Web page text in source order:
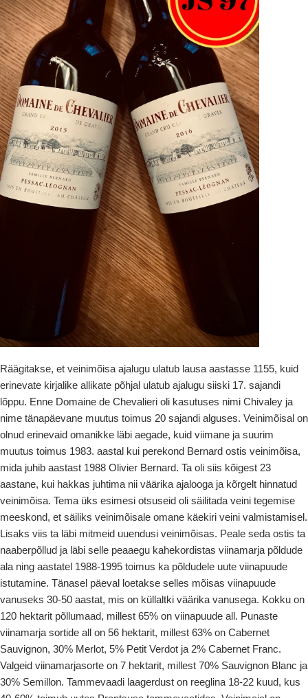
Räägitakse, et veinimõisa ajalugu ulatub lausa aastasse 1155, kuid
erinevate kirjalike allikate põhjal ulatub ajalugu siiski 17. sajandi
lõppu. Enne Domaine de Chevalieri oli kasutuses nimi Chivaley ja
nime tänapäevane muutus toimus 20 sajandi alguses. Veinimõisal on
olnud erinevaid omanikke läbi aegade, kuid viimane ja suurim
muutus toimus 1983. aastal kui perekond Bernard ostis veinimõisa,
mida juhib aastast 1988 Olivier Bernard. Ta oli siis kõigest 23
aastane, kui hakkas juhtima nii väärika ajalooga ja kõrgelt hinnatud
veinimõisa. Tema üks esimesi otsuseid oli säilitada veini tegemise
meeskond, et säiliks veinimõisale omane käekiri veini valmistamisel.
Lisaks viis ta läbi mitmeid uuendusi veinimõisas. Peale seda ostis ta
naaberpõllud ja läbi selle peaaegu kahekordistas viinamarja põldude
ala ning aastatel 1988-1995 toimus ka põldudele uute viinapuude
istutamine. Tänasel päeval loetakse selles mõisas viinapuude
vanuseks 30-50 aastat, mis on küllaltki väärika vanusega. Kokku on
120 hektarit põllumaad, millest 65% on viinapuude all. Punaste
viinamarja sortide all on 56 hektarit, millest 63% on Cabernet
Sauvignon, 30% Merlot, 5% Petit Verdot ja 2% Cabernet Franc.
Valgeid viinamarjasorte on 7 hektarit, millest 70% Sauvignon Blanc ja
30% Semillon. Tammevaadi laagerdust on reeglina 18-22 kuud, kus